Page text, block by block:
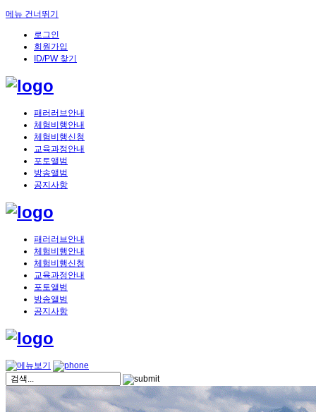
메뉴 건너뛰기
로그인
회원가입
ID/PW 찾기
패러러브안내
체험비행안내
체험비행신청
교육과정안내
포토앨범
방송앨범
공지사항
패러러브안내
체험비행안내
체험비행신청
교육과정안내
포토앨범
방송앨범
공지사항